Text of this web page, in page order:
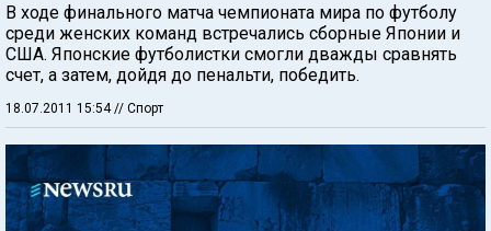
В ходе финального матча чемпионата мира по футболу
среди женских команд встречались сборные Японии и
США. Японские футболистки смогли дважды сравнять
счет, а затем, дойдя до пенальти, победить.
18.07.2011 15:54 // Спорт